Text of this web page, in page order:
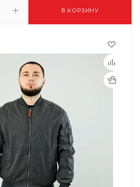
В КОРЗИНУ